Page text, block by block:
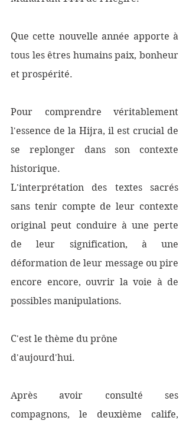
Que cette nouvelle année apporte à
tous les êtres humains paix, bonheur
et prospérité.
Pour comprendre véritablement
l'essence de la Hijra, il est crucial de
se replonger dans son contexte
historique.
L'interprétation des textes sacrés
sans tenir compte de leur contexte
original peut conduire à une perte
de leur signification, à une
déformation de leur message ou pire
encore encore, ouvrir la voie à de
possibles manipulations.
C'est le thème du prône
d'aujourd'hui.
Après avoir consulté ses
compagnons, le deuxième calife,